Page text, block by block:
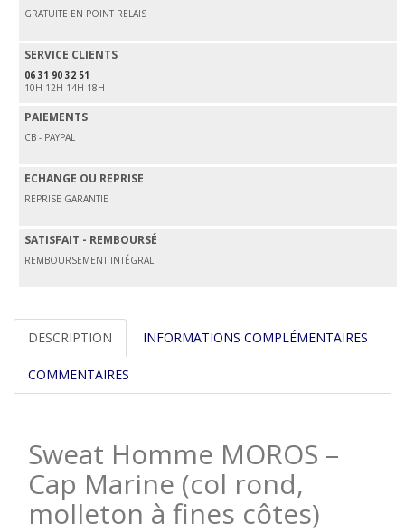
GRATUITE EN POINT RELAIS
SERVICE CLIENTS
06 31 90 32 51
10H-12H 14H-18H
PAIEMENTS
CB - PAYPAL
ECHANGE OU REPRISE
REPRISE GARANTIE
SATISFAIT - REMBOURSÉ
REMBOURSEMENT INTÉGRAL
DESCRIPTION INFORMATIONS COMPLÉMENTAIRES
COMMENTAIRES
Sweat Homme MOROS –
Cap Marine (col rond,
molleton à fines côtes)